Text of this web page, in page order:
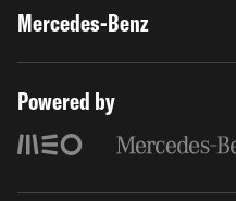
Mercedes-Benz
Powered by